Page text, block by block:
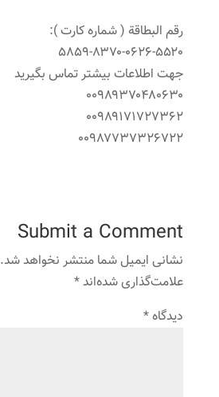
رقم البطاقة ( شماره کارت ):
۵۸۵۹-۸۳۷۰-۰۶۲۶-۵۵۲۰
جهت اطلاعات بیشتر تماس بگیرید
۰۰۹۸۹۳۷۰۴۸۰۶۳۰
۰۰۹۸۹۱۷۱۷۲۷۳۶۲
۰۰۹۸۷۷۳۷۳۲۶۷۲۲
Submit a Comment
نشانی ایمیل شما منتشر نخواهد شد.
علامت‌گذاری شده‌اند*
دیدگاه*